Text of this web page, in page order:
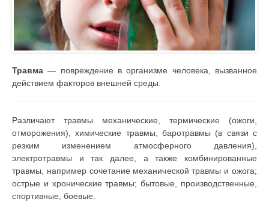
Травма — повреждение в организме человека, вызванное
действием факторов внешней среды.
Различают травмы механические, термические (ожоги,
отморожения), химические травмы, баротравмы (в связи с
резким изменением атмосферного давления),
электротравмы и так далее, а также комбинированные
травмы, например сочетание механической травмы и ожога;
острые и хронические травмы; бытовые, производственные,
спортивные, боевые.